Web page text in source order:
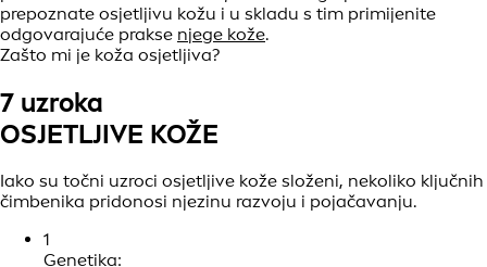
prepoznate osjetljivu kožu i u skladu s tim primijenite
odgovarajuće prakse njege kože.
Zašto mi je koža osjetljiva?
7 uzroka
OSJETLJIVE KOŽE
Iako su točni uzroci osjetljive kože složeni, nekoliko ključnih
čimbenika pridonosi njezinu razvoju i pojačavanju.
1
Genetika: